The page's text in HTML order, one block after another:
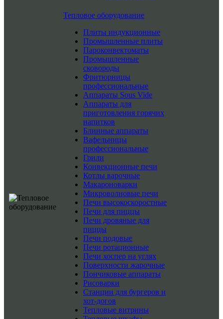
Тепловое оборудование
Плиты индукционные
Промышленные плиты
Пароконвектоматы
Промышленные
сковороды
Фритюрницы
профессиональные
Аппараты Sous Vide
Аппараты для
приготовления горячих
напитков
Блинные аппараты
Вафельницы
профессиональные
Грили
Конвекционные печи
Котлы варочные
Макароноварки
Микроволновые печи
Печи высокоскоростные
Печи для пиццы
Печи дровяные для
пиццы
Печи подовые
Печи ротационные
Печи хоспер на углях
Поверхности жарочные
Пончиковые аппараты
Рисоварки
Станции для бургеров и
хот-догов
Тепловые витрины